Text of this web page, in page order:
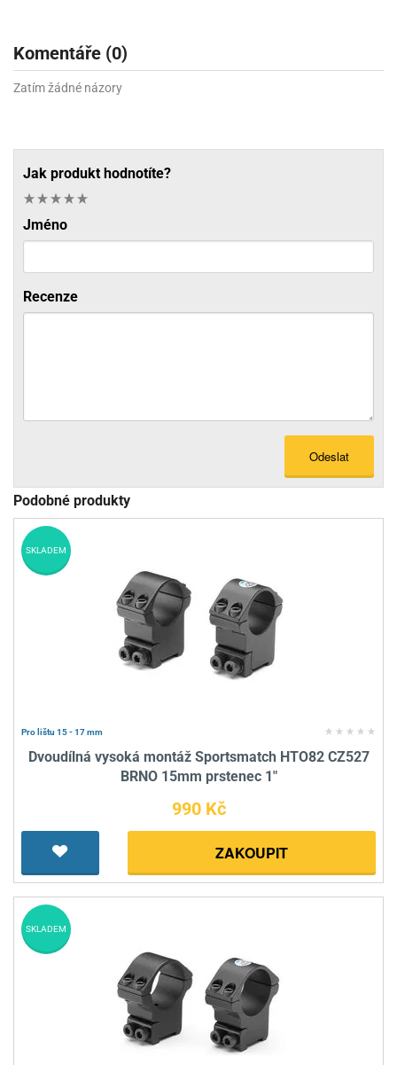
Komentáře (0)
Zatím žádné názory
Jak produkt hodnotíte?
Jméno
Recenze
Odeslat
Podobné produkty
Pro lištu 15 - 17 mm
Dvoudílná vysoká montáž Sportsmatch HTO82 CZ527
BRNO 15mm prstenec 1"
990 Kč
ZAKOUPIT
SKLADEM
SKLADEM